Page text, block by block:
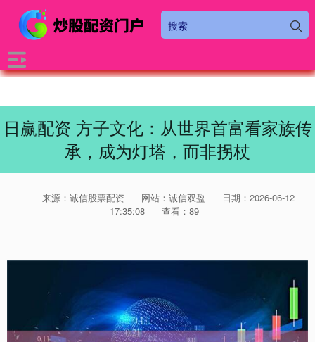
日赢配资 方子文化：从世界首富看家族传
承，成为灯塔，而非拐杖
来源：诚信股票配资 网站：诚信双盈
日期：2026-06-12
17:35:08
查看：89